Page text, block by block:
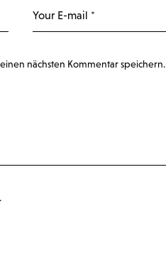
nächsten Kommentar speichern.